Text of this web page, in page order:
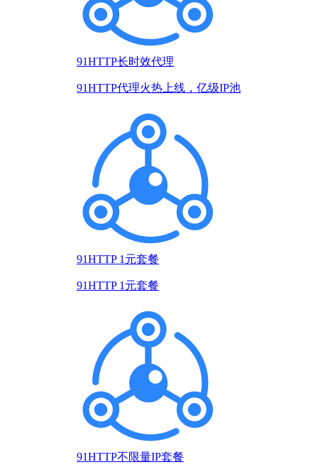
91HTTP长时效代理
91HTTP代理火热上线，亿级IP池
91HTTP 1元套餐
91HTTP 1元套餐
91HTTP不限量IP套餐